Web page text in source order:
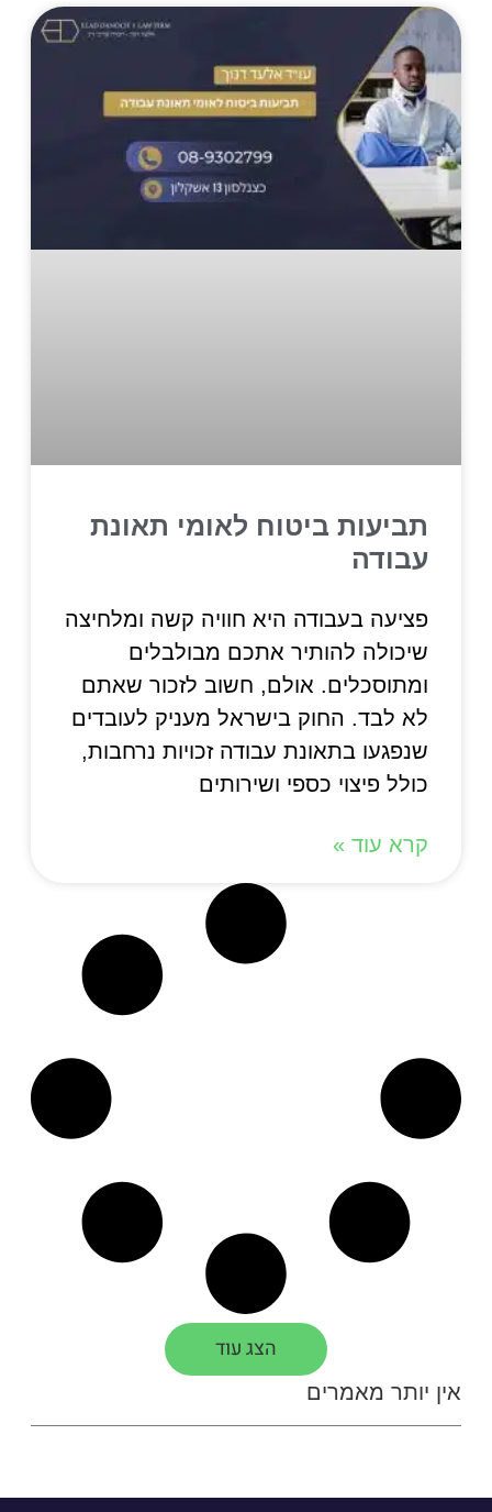
תביעות ביטוח לאומי תאונת
עבודה
פציעה בעבודה היא חוויה קשה ומלחיצה
שיכולה להותיר אתכם מבולבלים
ומתוסכלים. אולם, חשוב לזכור שאתם
לא לבד. החוק בישראל מעניק לעובדים
שנפגעו בתאונת עבודה זכויות נרחבות,
כולל פיצוי כספי ושירותים
קרא עוד »
הצג עוד
אין יותר מאמרים